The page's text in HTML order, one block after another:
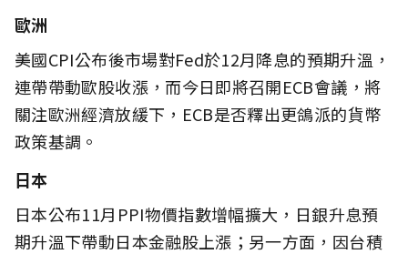
歐洲
美國CPI公布後市場對Fed於12月降息的預期升溫，
連帶帶動歐股收漲，而今日即將召開ECB會議，將
關注歐洲經濟放緩下，ECB是否釋出更鴿派的貨幣
政策基調。
日本
日本公布11月PPI物價指數增幅擴大，日銀升息預
期升溫下帶動日本金融股上漲；另一方面，因台積